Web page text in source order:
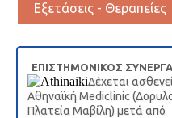
Εξετάσεις - Θεραπείες
ΕΠΙΣΤΗΜΟΝΙΚΟΣ
Δέχεται
Αθηναϊκή Mediclinic
Πλατεία Μαβίλη) μετά από